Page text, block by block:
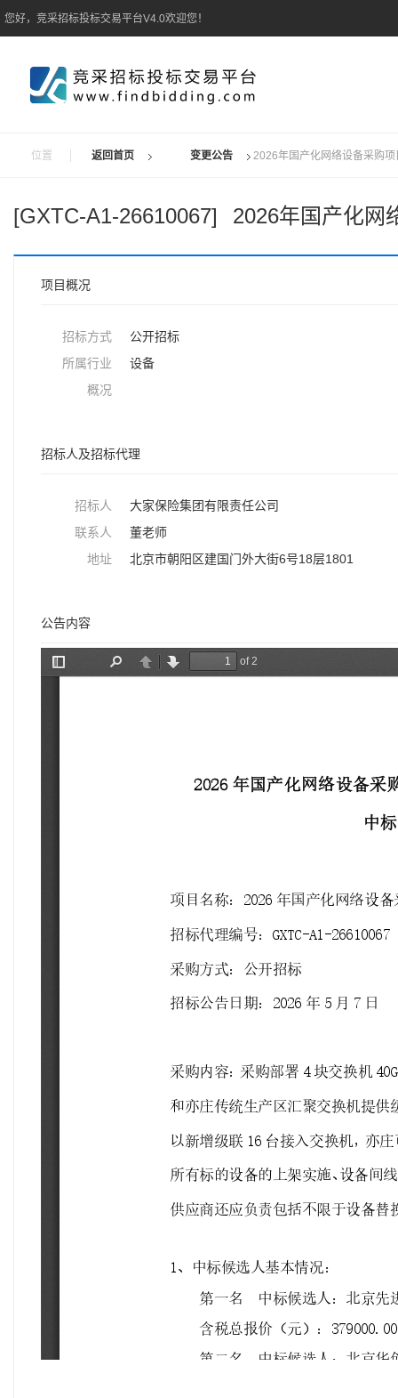
您好，竞采招标投标交易平台V4.0欢迎您！
位置 返回首页 变更公告 2026年国产化网络设备采购
[GXTC-A1-26610067] 2026年国产化网
项目概况
招标方式
公开招标
所属行业
设备
概况
招标人及招标代理
招标人
大家保险集团有限责任公司
联系人
董老师
地址
北京市朝阳区建国门外大街6号18层1801
公告内容